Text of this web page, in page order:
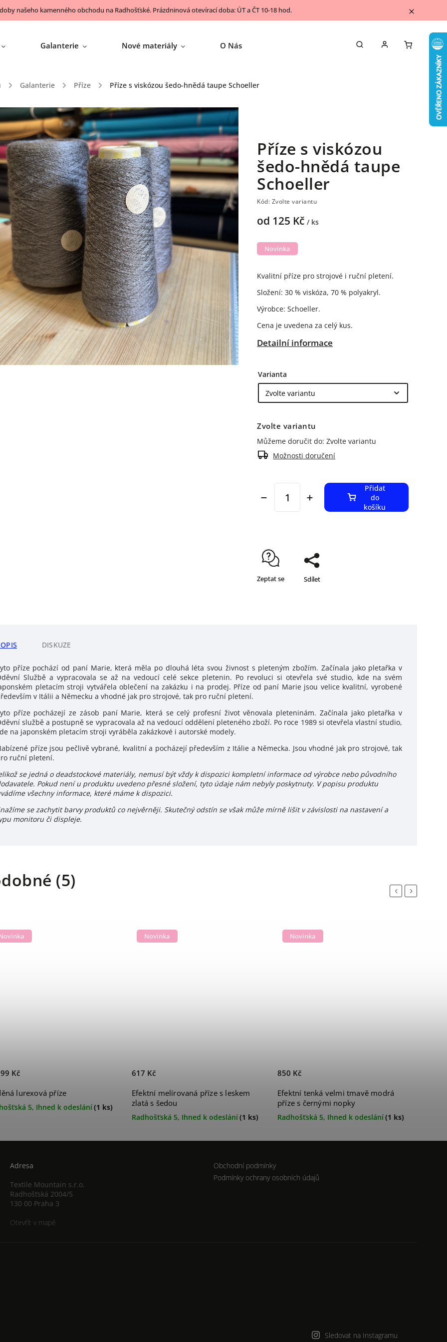
našeho kamenného obchodu na Radhošťské. Prázdninová otevírací doba: ÚT a ČT 10-18 hod.
Galanterie Nové materiály O Nás Kontakty Blog
/ Galanterie / Příze / Příze s viskózou šedo-hnědá taupe Schoeller
Příze s viskózou
šedo-hnědá taupe
Schoeller
Kód: Zvolte variantu
od 125 Kč / ks
Kvalitní příze pro strojové i ruční pletení.
Složení: 30 % viskóza, 70 % polyakryl.
Výrobce: Schoeller.
Cena je uvedena za celý kus.
Detailní informace
Novinka
Varianta
Zvolte variantu
Můžeme doručit do: Zvolte variantu
Možnosti doručení
Přidat
do
košíku
Zeptat se Sdílet
DISKUZE
příze pochází od paní Marie, která měla po dlouhá léta svou živnost s pleteným zbožím. Začínala jako pletařka v
Službě a vypracovala se až na vedoucí celé sekce pletenin. Po revoluci si otevřela své studio, kde na svém
pletacím stroji vytvářela oblečení na zakázku i na prodej. Příze od paní Marie jsou velice kvalitní, vyrobené
v Itálii a Německu a vhodné jak pro strojové, tak pro ruční pletení.
příze pocházejí ze zásob paní Marie, která se celý profesní život věnovala pleteninám. Začínala jako pletařka v
službě a postupně se vypracovala až na vedoucí oddělení pleteného zboží. Po roce 1989 si otevřela vlastní studio,
na japonském pletacím stroji vyráběla zakázkové i autorské modely.
příze jsou pečlivě vybrané, kvalitní a pocházejí především z Itálie a Německa. Jsou vhodné jak pro strojové, tak
ruční pletení.
se jedná o deadstockové materiály, nemusí být vždy k dispozici kompletní informace od výrobce nebo původního
Pokud není u produktu uvedeno přesné složení, tyto údaje nám nebyly poskytnuty. V popisu produktu
všechny informace, které máme k dispozici.
se zachytit barvy produktů co nejvěrněji. Skutečný odstín se však může mírně lišit v závislosti na nastavení a
monitoru či displeje.
(5)
Previous
lurexová příze
5, Ihned k odeslání(1 ks)
Kč
Novinka
Efektní melírovaná příze s leskem
zlatá s šedou
Radhošťská 5, Ihned k odeslání(1 ks)
617 Kč
Novinka
Efektní tenká velmi tmavě modrá
příze s černými nopky
Radhošťská 5, Ihned k odeslání(1 ks)
850 Kč
Next
Adresa
Textile Mountain s.r.o.
Radhošťská 2004/5
130 00 Praha 3
Otevřít v mapě
Sledovat na Instagramu
Obchodní podmínky
Podmínky ochrany osobních údajů